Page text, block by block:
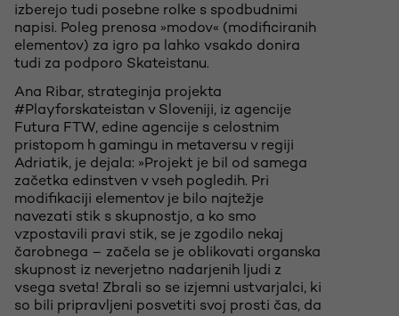
izberejo tudi posebne rolke s spodbudnimi
napisi. Poleg prenosa »modov« (modificiranih
elementov) za igro pa lahko vsakdo donira
tudi za podporo Skateistanu.
Ana Ribar, strateginja projekta
#Playforskateistan v Sloveniji, iz agencije
Futura FTW, edine agencije s celostnim
pristopom h gamingu in metaversu v regiji
Adriatik, je dejala: »Projekt je bil od samega
začetka edinstven v vseh pogledih. Pri
modifikaciji elementov je bilo najtežje
navezati stik s skupnostjo, a ko smo
vzpostavili pravi stik, se je zgodilo nekaj
čarobnega – začela se je oblikovati organska
skupnost iz neverjetno nadarjenih ljudi z
vsega sveta! Zbrali so se izjemni ustvarjalci, ki
so bili pripravljeni posvetiti svoj prosti čas, da